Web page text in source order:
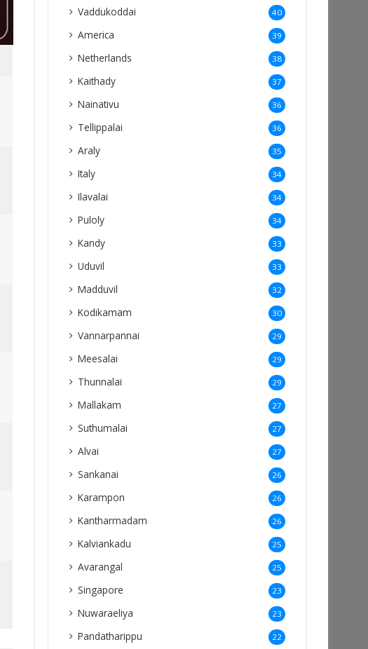
Vaddukoddai 40
America 39
Netherlands 38
Kaithady 37
Nainativu 36
Tellippalai 36
Araly 35
Italy 34
Ilavalai 34
Puloly 34
Kandy 33
Uduvil 33
Madduvil 32
Kodikamam 30
Vannarpannai 29
Meesalai 29
Thunnalai 29
Mallakam 27
Suthumalai 27
Alvai 27
Sankanai 26
Karampon 26
Kantharmadam 26
Kalviankadu 25
Avarangal 25
Singapore 23
Nuwaraeliya 23
Pandatharippu 22